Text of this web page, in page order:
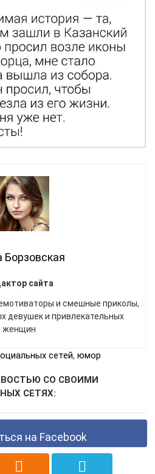
Борзовская
сайта
и смешные приколы,
девушек и привлекательных
женщин
сетей, юмор
СО СВОИМИ
СЕТЯХ:
на Facebook